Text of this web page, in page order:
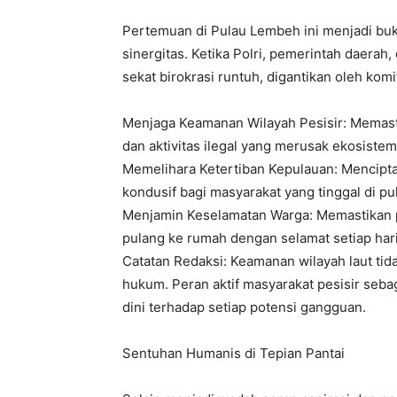
Pertemuan di Pulau Lembeh ini menjadi
sinergitas. Ketika Polri, pemerintah
sekat birokrasi runtuh, digantikan oleh
Menjaga Keamanan Wilayah Pesisir:
dan aktivitas ilegal yang merusak
Memelihara Ketertiban Kepulauan:
kondusif bagi masyarakat yang tinggal di
Menjamin Keselamatan Warga:
pulang ke rumah dengan selamat setiap
Catatan Redaksi: Keamanan wilayah laut
hukum. Peran aktif masyarakat pesisir
dini terhadap setiap potensi gangguan.
Sentuhan Humanis di Tepian Pantai